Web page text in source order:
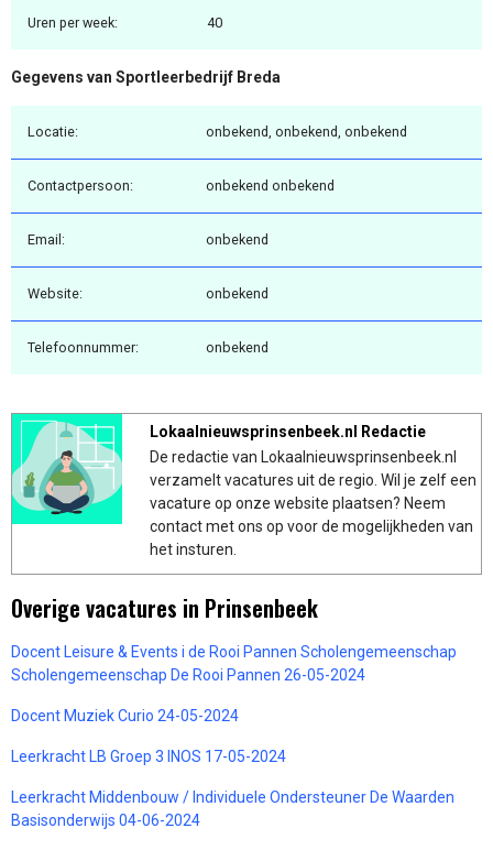
Uren per week: 40
Gegevens van Sportleerbedrijf Breda
Locatie: onbekend, onbekend, onbekend
Contactpersoon: onbekend onbekend
Email: onbekend
Website: onbekend
Telefoonnummer: onbekend
Lokaalnieuwsprinsenbeek.nl Redactie
De redactie van Lokaalnieuwsprinsenbeek.nl
verzamelt vacatures uit de regio. Wil je zelf een
vacature op onze website plaatsen? Neem
contact met ons op voor de mogelijkheden van
het insturen.
Overige vacatures in Prinsenbeek
Docent Leisure & Events i de Rooi Pannen Scholengemeenschap
Scholengemeenschap De Rooi Pannen 26-05-2024
Docent Muziek Curio 24-05-2024
Leerkracht LB Groep 3 INOS 17-05-2024
Leerkracht Middenbouw / Individuele Ondersteuner De Waarden
Basisonderwijs 04-06-2024